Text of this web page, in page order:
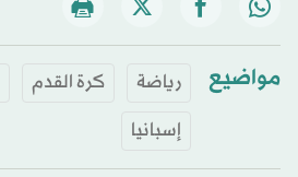
مواضيع رياضة كرة القدم
إسبانيا